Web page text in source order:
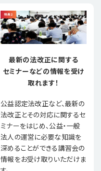
最新の法改正に関する
セミナーなどの情報を受け
取れます！
公益認定法改正など、最新の
法改正とその対応に関するセ
ミナーをはじめ、公益・一般
法人の運営に必要な知識を
深めることができる講習会の
情報をお受け取りいただけま